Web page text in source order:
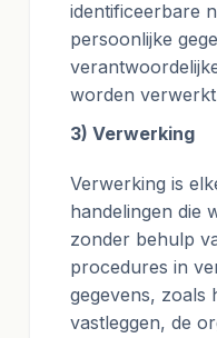
identificeerbare
persoonlijke
worden
3) Verwerking
Verwerking is
handelingen die
zonder behulp
procedures in
gegevens, zoals
vastleggen, de